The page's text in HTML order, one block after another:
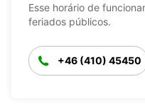
Esse horário de
feriados públicos.
+46 (410) 45450